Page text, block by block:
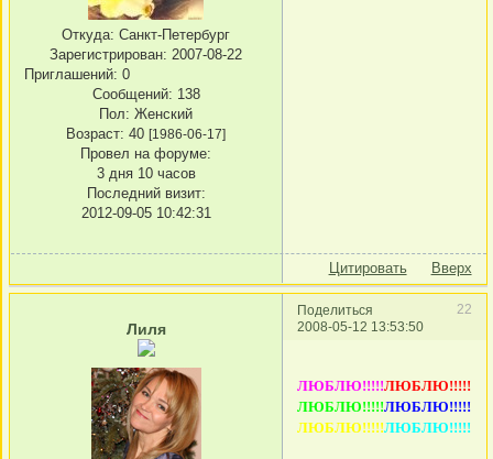
Откуда: Санкт-Петербург
Зарегистрирован: 2007-08-22
Приглашений: 0
Сообщений: 138
Пол: Женский
Возраст: 40 [1986-06-17]
Провел на форуме:
3 дня 10 часов
Последний визит:
2012-09-05 10:42:31
Цитировать Вверх
Поделиться
22
2008-05-12 13:53:50
Лиля
ЛЮБЛЮ!!!!!ЛЮБЛЮ!!!!!
ЛЮБЛЮ!!!!!ЛЮБЛЮ!!!!!
ЛЮБЛЮ!!!!!ЛЮБЛЮ!!!!!